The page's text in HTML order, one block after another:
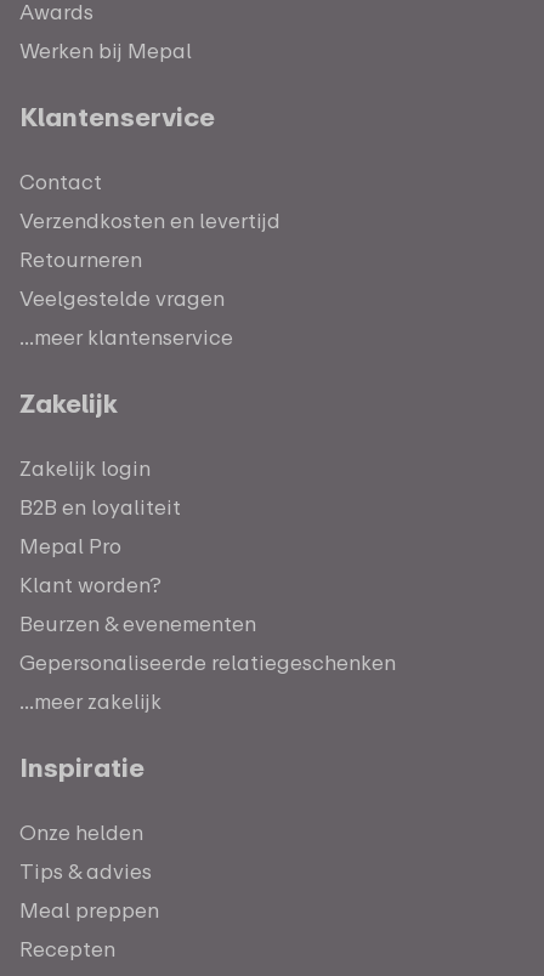
Awards
Werken bij Mepal
Klantenservice
Contact
Verzendkosten en levertijd
Retourneren
Veelgestelde vragen
...meer klantenservice
Zakelijk
Zakelijk login
B2B en loyaliteit
Mepal Pro
Klant worden?
Beurzen & evenementen
Gepersonaliseerde relatiegeschenken
...meer zakelijk
Inspiratie
Onze helden
Tips & advies
Meal preppen
Recepten